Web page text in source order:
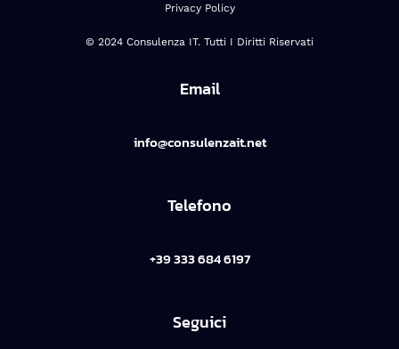
Privacy Policy
© 2024 Consulenza IT. Tutti I Diritti Riservati
Email
info@consulenzait.net
Telefono
+39 333 684 6197
Seguici